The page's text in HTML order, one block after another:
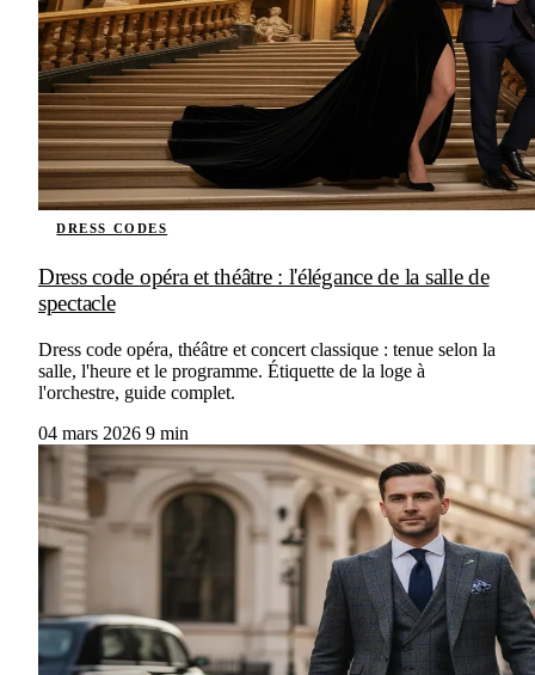
DRESS CODES
Dress code opéra et théâtre : l'élégance de la salle de
spectacle
Dress code opéra, théâtre et concert classique : tenue selon la
salle, l'heure et le programme. Étiquette de la loge à
l'orchestre, guide complet.
04 mars 2026 9 min